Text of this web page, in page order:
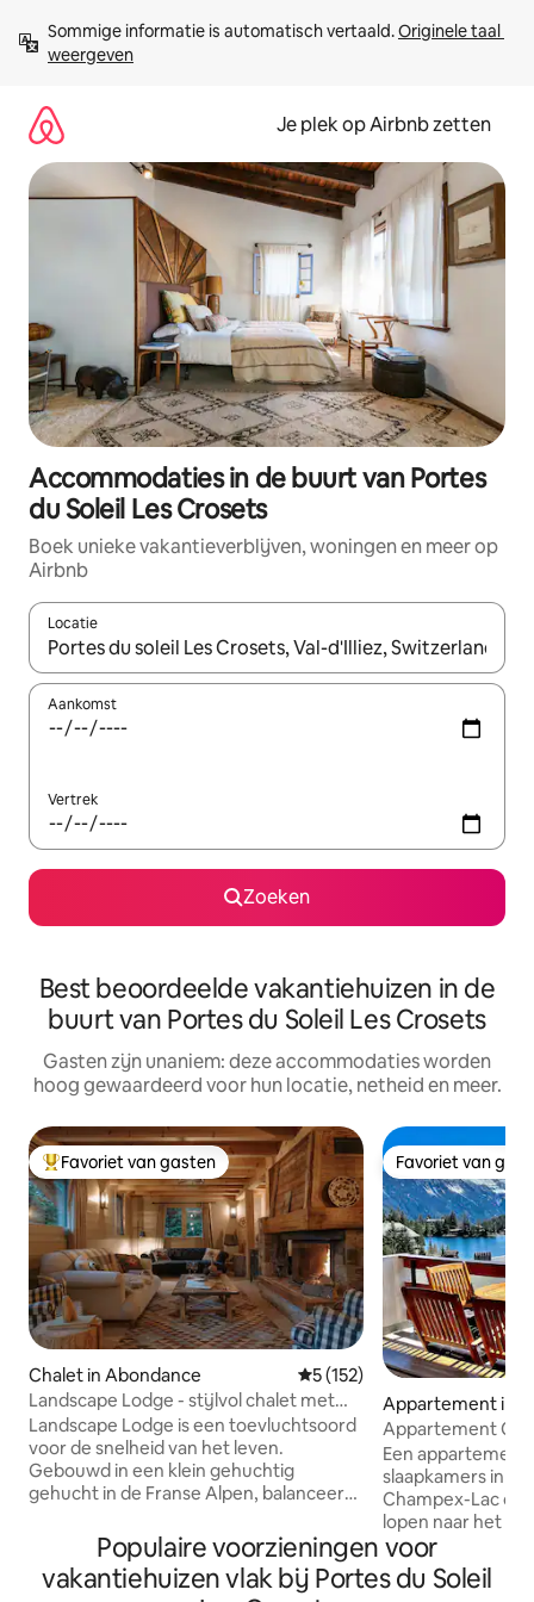
direct
naar
Sommige informatie is automatisch vertaald. Originele taal
weergeven
Je plek op Airbnb zetten
Accommodaties in de buurt van Portes
du Soleil Les Crosets
Boek unieke vakantieverblijven, woningen en meer op
Airbnb
Locatie
Wanneer er resultaten beschikbaar zijn, maak je een keuze
Aankomst
Vertrek
Zoeken
Best beoordeelde vakantiehuizen in de
buurt van Portes du Soleil Les Crosets
Gasten zijn unaniem: deze accommodaties worden
hoog gewaardeerd voor hun locatie, netheid en meer.
Topfavoriet van gasten
Favoriet van gasten
Chalet in Abondance Gemiddelde beoordeling
5 (152)
Landscape Lodge - stijlvol chalet met
een prachtig uitzicht
Landscape Lodge is een toevluchtsoord
voor de snelheid van het leven.
Gebouwd in een klein gehuchtig
gehucht in de Franse Alpen, balanceert
retraite. Het interieur combineert
elegante, moderne afwerkingen met
unieke, traditionele accenten. Bedden
Favoriet van
Favoriet van
Appartement in
Appartement
uitzicht op het
Een
slaapkamers in
Champex-Lac op
lopen naar het
restaurants.
een hoge
appartement
Populaire voorzieningen voor
vakantiehuizen vlak bij Portes du Soleil